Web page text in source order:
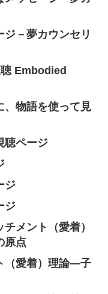
－夢カウンセリ
Embodied
、物語を使って見
聴ページ
ジ
ジ
メント（愛着）
原点
（愛着）理論―子